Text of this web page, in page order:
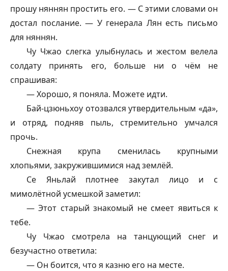
прошу няннян простить его. — С этими словами он
достал послание. — У генерала Лян есть письмо
для няннян.
Чу Чжао слегка улыбнулась и жестом велела
солдату принять его, больше ни о чём не
спрашивая:
— Хорошо, я поняла. Можете идти.
Бай-цзюньхоу отозвался утвердительным «да»,
и отряд, подняв пыль, стремительно умчался
прочь.
Снежная крупа сменилась крупными
хлопьями, закружившимися над землёй.
Се Яньлай плотнее закутал лицо и с
мимолётной усмешкой заметил:
— Этот старый знакомый не смеет явиться к
тебе.
Чу Чжао смотрела на танцующий снег и
безучастно ответила:
— Он боится, что я казню его на месте.